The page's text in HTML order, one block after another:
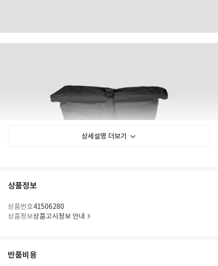
상세설명 더보기
상품정보
상품번호41506280
상품정보상품고시정보 안내
반품비용